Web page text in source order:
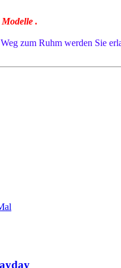
.
zum Ruhm werden Sie